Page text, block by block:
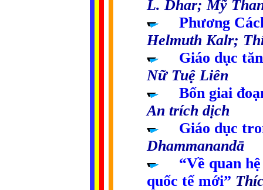
L. Dhar; Mỹ
Phương
Helmuth Kalr;
Giáo dục
Nữ Tuệ Liên
Bốn giai
An trích dịch
Giáo dục
Dhammanandā
“Về quan
quốc tế mới”